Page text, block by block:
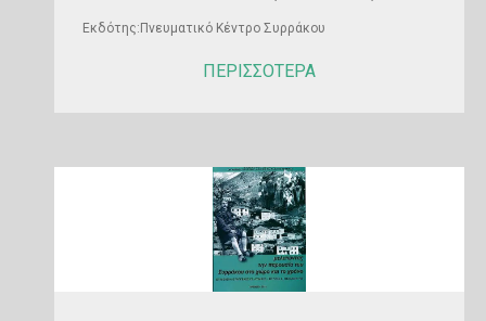
Εκδότης:Πνευματικό Κέντρο Συρράκου
ΠΕΡΙΣΣΟΤΕΡΑ